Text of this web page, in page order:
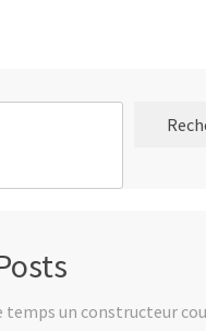
temps un constructeur